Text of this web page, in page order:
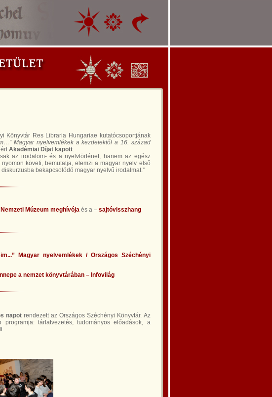
Könyvtár Res Libraria Hungariae kutatócsoportjának
Magyar nyelvemlékek a kezdetektől a 16. század
Akadémiai Díjat kapott.
az irodalom- és a nyelvtörténet, hanem az egész
követi, bemutatja, elemzi a magyar nyelv első
bekapcsolódó magyar nyelvű irodalmat.”
Múzeum meghívójaés a – sajtóvisszhang
Magyar nyelvemlékek / Országos Széchényi
a nemzet könyvtárában – Infovilág
napotrendezett az Országos Széchényi Könyvtár. Az
tárlatvezetés, tudományos előadások, a